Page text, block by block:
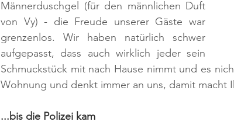
Männerduschgel (für den männlichen Duft
von Vy) - die Freude unserer Gäste war
grenzenlos. Wir haben natürlich schwer
aufgepasst, dass auch wirklich jeder sein
Schmuckstück mit nach Hause nimmt und es
Wohnung und denkt immer an uns, damit
...bis die Polizei kam